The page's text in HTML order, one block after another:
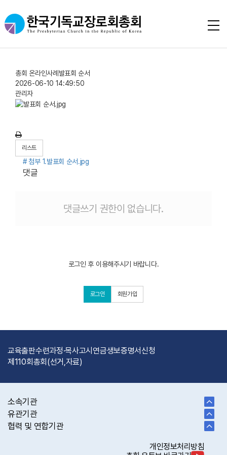
총회 온라인사례발표회 순서
2026-06-10 14:49:50
관리자
리스트
# 첨부 1.발표회 순서.jpg
댓글
댓글쓰기 권한이 없습니다.
로그인 후 이용해주시기 바랍니다.
로그인 회원가입
교육출판수련과정·목사고시 연금생보증명서신청
제110회총회(선거,자료)
소속기관
유관기관
협력 및 연합기관
개인정보처리방침